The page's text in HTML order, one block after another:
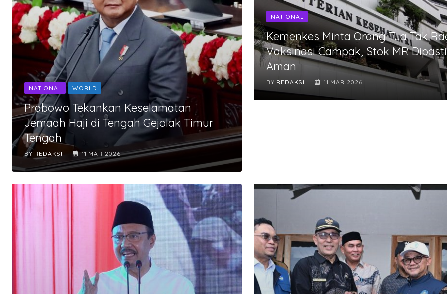
NATIONAL WORLD
Prabowo Tekankan Keselamatan
Jemaah Haji di Tengah Gejolak Timur
Tengah
BY REDAKSI 11 MAR 2026
NATIONAL
Kemenkes Minta Orang Tua Tak
Vaksinasi Campak, Stok MR
Aman
BY REDAKSI 11 MAR 2026